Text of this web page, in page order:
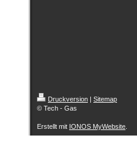
Druckversion | Sitemap
© Tech - Gas
Erstellt mit IONOS MyWebsite